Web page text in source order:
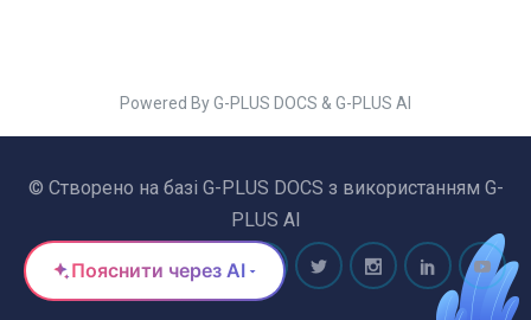
Powered By G-PLUS DOCS & G-PLUS AI
© Створено на базі G-PLUS DOCS з використанням G-
PLUS AI
Пояснити через AI